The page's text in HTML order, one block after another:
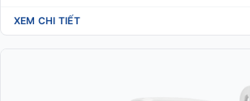
XEM CHI TIẾT